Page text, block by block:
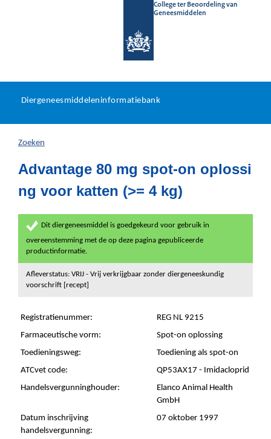
College ter Beoordeling van
Geneesmiddelen
U
hier:
Diergeneesmiddeleninformatiebank
Zoeken
Advantage 80 mg spot-on oplossi
ng voor katten (>= 4 kg)
Dit diergeneesmiddel is goedgekeurd voor gebruik in
overeenstemming met de op deze pagina gepubliceerde
productinformatie.
Afleverstatus: VRIJ - Vrij verkrijgbaar zonder diergeneeskundig
voorschrift [recept]
Registratienummer:
REG NL 9215
Farmaceutische vorm:
Spot-on oplossing
Toedieningsweg:
Toediening als spot-on
ATCvet code:
QP53AX17 - Imidacloprid
Handelsvergunninghouder:
Elanco Animal Health
GmbH
Datum inschrijving
handelsvergunning:
07 oktober 1997